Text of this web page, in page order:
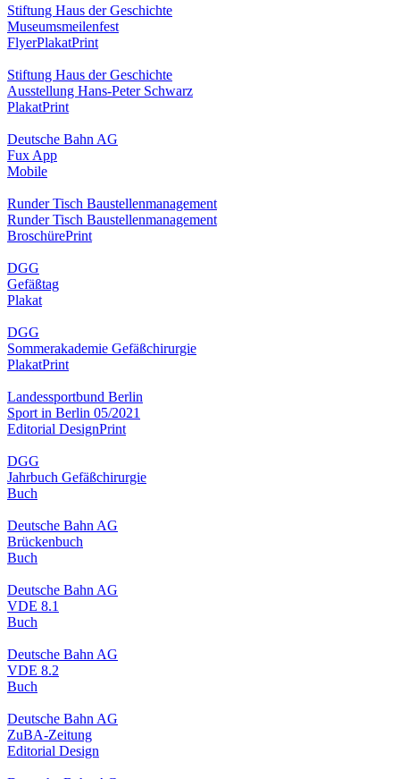
Stiftung Haus der Geschichte
Museumsmeilenfest
FlyerPlakatPrint
Stiftung Haus der Geschichte
Ausstellung Hans-Peter Schwarz
PlakatPrint
Deutsche Bahn AG
Fux App
Mobile
Runder Tisch Baustellenmanagement
Runder Tisch Baustellenmanagement
BroschürePrint
DGG
Gefäßtag
Plakat
DGG
Sommerakademie Gefäßchirurgie
PlakatPrint
Landessportbund Berlin
Sport in Berlin 05/2021
Editorial DesignPrint
DGG
Jahrbuch Gefäßchirurgie
Buch
Deutsche Bahn AG
Brückenbuch
Buch
Deutsche Bahn AG
VDE 8.1
Buch
Deutsche Bahn AG
VDE 8.2
Buch
Deutsche Bahn AG
ZuBA-Zeitung
Editorial Design